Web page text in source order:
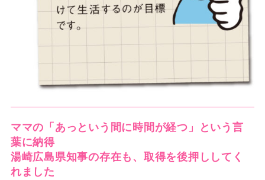
ママの「あっという間に時間が経つ」という言
葉に納得
湯崎広島県知事の存在も、取得を後押ししてく
れました